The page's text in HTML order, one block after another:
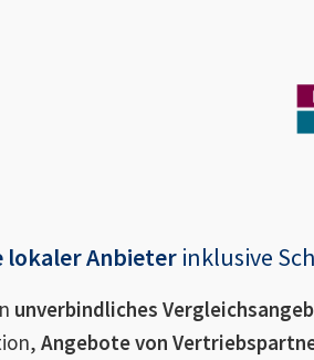
lokaler Anbieter inklusive
unverbindliches
Angebote von